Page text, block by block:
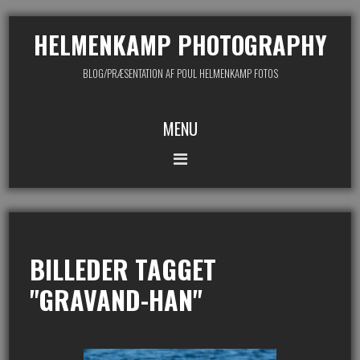
HELMENKAMP PHOTOGRAPHY
BLOG/PRÆSENTATION AF POUL HELMENKAMP FOTOS
MENU
BILLEDER TAGGET
"GRAVAND-HAN"